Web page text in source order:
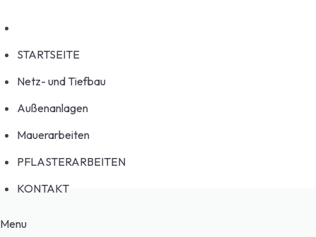
STARTSEITE
Netz- und Tiefbau
Außenanlagen
Mauerarbeiten
PFLASTERARBEITEN
KONTAKT
Menu